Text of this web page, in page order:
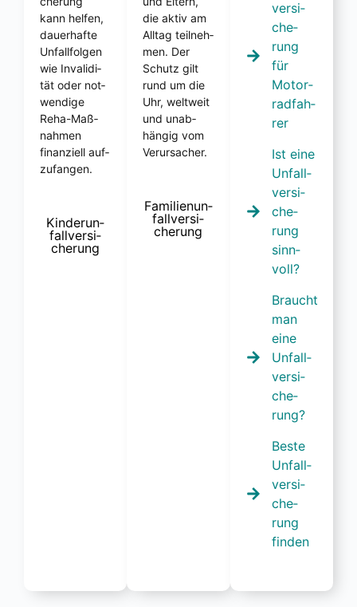
kann hel­fen,
dau­er­haf­te
Unfall­fol­gen
wie Inva­li­di­
tät oder not­
wen­di­ge
Reha-Maß­
nah­men
finan­zi­ell auf­
zu­fan­gen.
Kin­der­un­
fall­ver­si­
che­rung
die aktiv am
All­tag teil­neh­
men. Der
Schutz gilt
rund um die
Uhr, welt­weit
und unab­
hän­gig vom
Ver­ur­sa­cher.
Fami­li­en­un­
fall­ver­si­
che­rung
ver­si­
che­
rung
für
Motor­
rad­fah­
rer
Ist eine
Unfall­
ver­si­
che­
rung
sinn­
voll?
Braucht
man
eine
Unfall­
ver­si­
che­
rung?
Bes­te
Unfall­
ver­si­
che­
rung
fin­den